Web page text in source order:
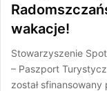
wakacje!
Stowarzyszenie
– Paszport
został